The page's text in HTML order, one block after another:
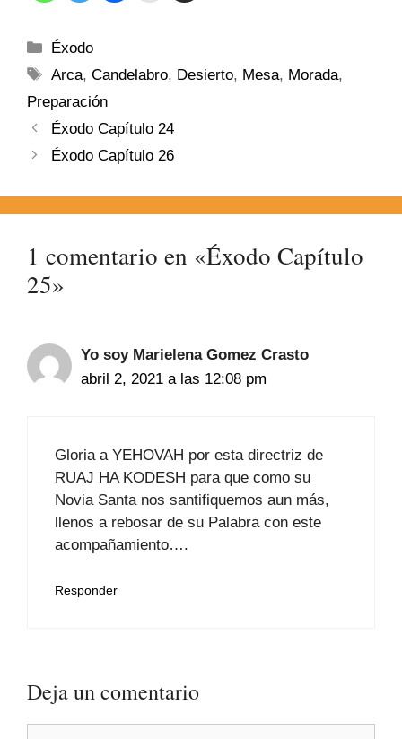
Éxodo
Arca,Candelabro, Desierto, Mesa, Morada,
Preparación
Éxodo Capítulo 24
Éxodo Capítulo 26
1 comentario en «Éxodo Capítulo
25»
Yo soy Marielena Gomez Crasto
abril 2, 2021 a las 12:08 pm
Gloria a YEHOVAH por esta directriz de
RUAJ HA KODESH para que como su
Novia Santa nos santifiquemos aun más,
llenos a rebosar de su Palabra con este
acompañamiento….
Responder
Deja un comentario